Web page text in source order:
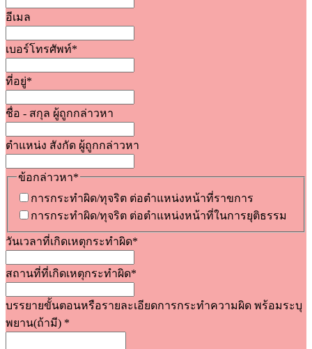
อีเมล
เบอร์โทรศัพท์*
ที่อยู่*
ชื่อ - สกุล ผู้ถูกกล่าวหา
ตำแหน่ง สังกัด ผู้ถูกกล่าวหา
ข้อกล่าวหา*
การกระทำผิด/ทุจริต ต่อตำแหน่งหน้าที่ราขการ
การกระทำผิด/ทุจริต ต่อตำแหน่งหน้าที่ในการยุติธรรม
วันเวลาที่เกิดเหตุกระทำผิด*
สถานที่ที่เกิดเหตุกระทำผิด*
บรรยายขั้นตอนหรือรายละเอียดการกระทำความผิด พร้อมระบุ
พยาน(ถ้ามี) *